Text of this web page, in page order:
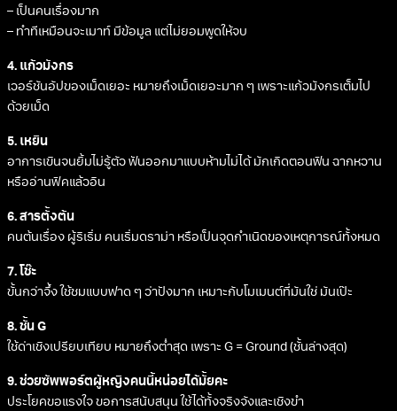
– เป็นคนเรื่องมาก
– ทำทีเหมือนจะเมาท์ มีข้อมูล แต่ไม่ยอมพูดให้จบ
4. แก้วมังกร
เวอร์ชันอัปของเม็ดเยอะ หมายถึงเม็ดเยอะมาก ๆ เพราะแก้วมังกรเต็มไป
ด้วยเม็ด
5. เหยิน
อาการเขินจนยิ้มไม่รู้ตัว ฟันออกมาแบบห้ามไม่ได้ มักเกิดตอนฟิน ฉากหวาน
หรืออ่านฟิคแล้วอิน
6. สารตั้งต้น
คนต้นเรื่อง ผู้ริเริ่ม คนเริ่มดราม่า หรือเป็นจุดกำเนิดของเหตุการณ์ทั้งหมด
7. โช๊ะ
ขั้นกว่าจึ้ง ใช้ชมแบบฟาด ๆ ว่าปังมาก เหมาะกับโมเมนต์ที่มันใช่ มันเป๊ะ
8. ชั้น G
ใช้ด่าเชิงเปรียบเทียบ หมายถึงต่ำสุด เพราะ G = Ground (ชั้นล่างสุด)
9. ช่วยซัพพอร์ตผู้หญิงคนนี้หน่อยได้มั้ยคะ
ประโยคขอแรงใจ ขอการสนับสนุน ใช้ได้ทั้งจริงจังและเชิงขำ